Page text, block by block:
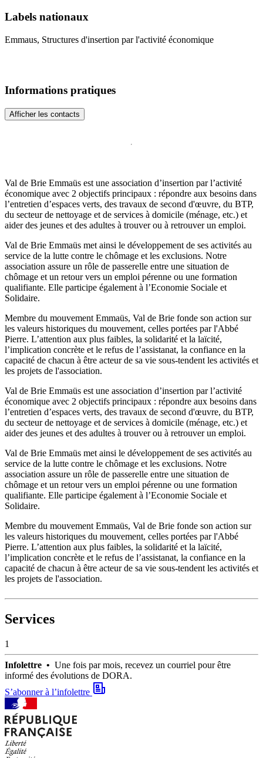
Labels nationaux
Emmaus, Structures d'insertion par l'activité économique
Val de Brie Emmaüs est une association d’insertion par l’activité
économique avec 2 objectifs principaux : répondre aux besoins dans
l’entretien d’espaces verts, des travaux de second d'œuvre, du BTP,
du secteur de nettoyage et de services à domicile (ménage, etc.) et
aider des jeunes et des adultes à trouver ou à retrouver un emploi.
Val de Brie Emmaüs met ainsi le développement de ses activités au
service de la lutte contre le chômage et les exclusions. Notre
association assure un rôle de passerelle entre une situation de
chômage et un retour vers un emploi pérenne ou une formation
qualifiante. Elle participe également à l’Economie Sociale et
Solidaire.
Membre du mouvement Emmaüs, Val de Brie fonde son action sur
les valeurs historiques du mouvement, celles portées par l'Abbé
Pierre. L’attention aux plus faibles, la solidarité et la laïcité,
l’implication concrète et le refus de l’assistanat, la confiance en la
capacité de chacun à être acteur de sa vie sous-tendent les activités et
les projets de l'association.
Val de Brie Emmaüs est une association d’insertion par l’activité
économique avec 2 objectifs principaux : répondre aux besoins dans
l’entretien d’espaces verts, des travaux de second d'œuvre, du BTP,
du secteur de nettoyage et de services à domicile (ménage, etc.) et
aider des jeunes et des adultes à trouver ou à retrouver un emploi.
Val de Brie Emmaüs met ainsi le développement de ses activités au
service de la lutte contre le chômage et les exclusions. Notre
association assure un rôle de passerelle entre une situation de
chômage et un retour vers un emploi pérenne ou une formation
qualifiante. Elle participe également à l’Economie Sociale et
Solidaire.
Membre du mouvement Emmaüs, Val de Brie fonde son action sur
les valeurs historiques du mouvement, celles portées par l'Abbé
Pierre. L’attention aux plus faibles, la solidarité et la laïcité,
l’implication concrète et le refus de l’assistanat, la confiance en la
capacité de chacun à être acteur de sa vie sous-tendent les activités et
les projets de l'association.
Informations pratiques
Afficher les contacts
Services
1
Infolettre • Une fois par mois, recevez un courriel pour être
informé des évolutions de DORA.
S’abonner à l’infolettre